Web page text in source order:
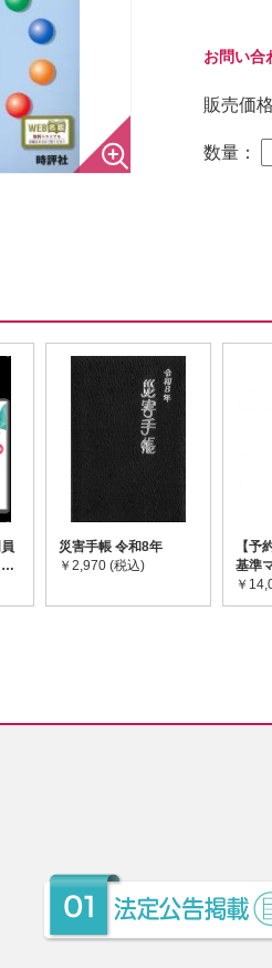
お問い合
販売価
数量：
災害手帳 令和8年
￥2,970 (税込)
【予
基準
年度
下旬
￥